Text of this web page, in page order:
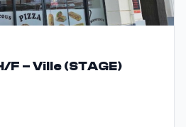
– Ville (STAGE)